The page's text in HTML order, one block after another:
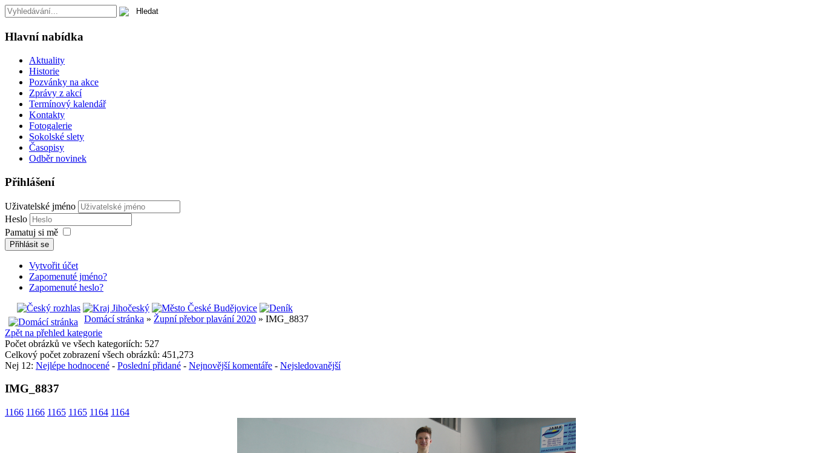
Hlavní nabídka
Aktuality
Historie
Pozvánky na akce
Zprávy z akcí
Termínový kalendář
Kontakty
Fotogalerie
Sokolské slety
Časopisy
Odběr novinek
Přihlášení
Uživatelské jméno
Heslo
Pamatuj si mě
Přihlásit se
Vytvořit účet
Zapomenuté jméno?
Zapomenuté heslo?
Domácí stránka » Župní přebor plavání 2020 » IMG_8837
Zpět na přehled kategorie
Počet obrázků ve všech kategoriích: 527
Celkový počet zobrazení všech obrázků: 451,273
Nej 12: Nejlépe hodnocené - Poslední přidané - Nejnovější komentáře - Nejsledovanější
IMG_8837
1166 1166 1165 1165 1164 1164